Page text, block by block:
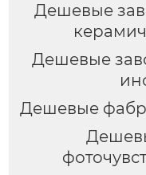
Дешевые
Дешевые
Дешевые